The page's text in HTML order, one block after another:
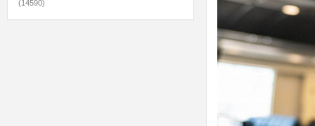
(14590)